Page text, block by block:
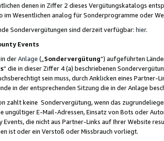
denen in Ziffer 2 dieses Vergütungskatalogs
im Wesentlichen analog für Sonderprogramme oder
Sondervergütungen sind derzeit verfügbar: hier.
Events
derAnlage („ Sondervergütung“) aufgeführten
“ die in dieser Ziffer 4 (a) beschriebenen
sein muss, durch Anklicken eines
in der entsprechenden Sitzung die in der Anlage
zahlt keine Sondervergütung, wenn das
ungültiger E-Mail-Adressen, Einsatz von Bots oder
Events, die nicht aus Partner-Links auf Ihrer Website
ist oder ein Verstoß oder Missbrauch vorliegt.